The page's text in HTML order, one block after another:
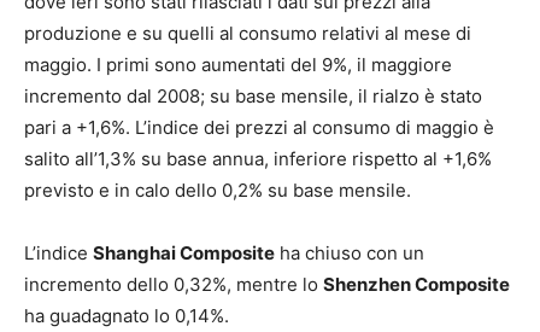
produzione e su quelli al consumo relativi al mese di
maggio. I primi sono aumentati del 9%, il maggiore
incremento dal 2008; su base mensile, il rialzo è stato
pari a +1,6%. L’indice dei prezzi al consumo di maggio è
salito all’1,3% su base annua, inferiore rispetto al +1,6%
previsto e in calo dello 0,2% su base mensile.
L’indice Shanghai Composite ha chiuso con un
incremento dello 0,32%, mentre lo Shenzhen Composite
ha guadagnato lo 0,14%.